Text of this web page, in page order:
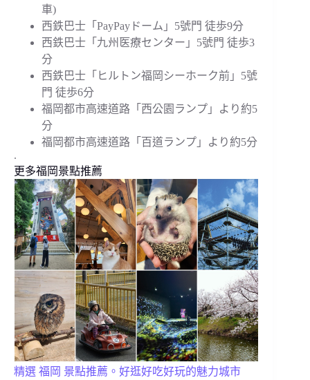
車)
西鉄巴士「PayPayドーム」5號門 徒歩9分
西鉄巴士「九州医療センター」5號門 徒歩3
分
西鉄巴士「ヒルトン福岡シーホーク前」5號
門 徒歩6分
福岡都市高速道路「西公園ランプ」より約5
分
福岡都市高速道路「百道ランプ」より約5分
.
更多福岡景點推薦
精選 福岡 景點推薦。好逛好吃好玩的魅力城市